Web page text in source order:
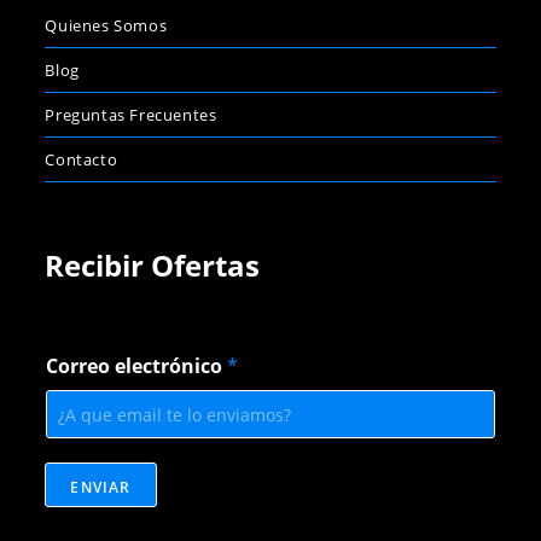
Quienes Somos
Blog
Preguntas Frecuentes
Contacto
Recibir Ofertas
o
r
e
o
o
Correo electrónico*
ENVIAR